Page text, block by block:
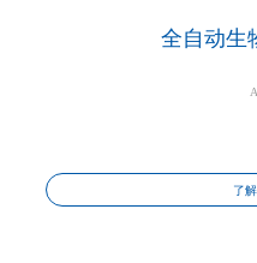
全自动生
了